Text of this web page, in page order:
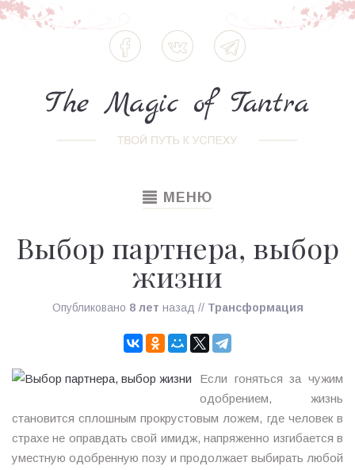
TOGGLE
МЕНЮ
Выбор партнера, выбор
жизни
Опубликовано 8 лет назад // Трансформация
Если гоняться за чужим
одобрением, жизнь
становится сплошным прокрустовым ложем, где человек в
страхе не оправдать свой имидж, напряженно изгибается в
уместную одобренную позу и продолжает выбирать любой